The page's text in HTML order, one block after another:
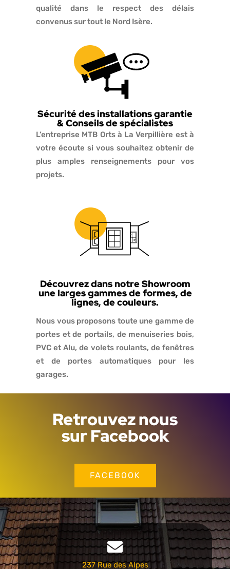
qualité dans le respect des délais
convenus sur tout le Nord Isère.
Sécurité des installations garantie
& Conseils de spécialistes
L’entreprise MTB Orts à La Verpillière est à
votre écoute si vous souhaitez obtenir de
plus amples renseignements pour vos
projets.
Découvrez dans notre Showroom
une larges gammes de formes, de
lignes, de couleurs.
Nous vous proposons toute une gamme de
portes et de portails, de menuiseries bois,
PVC et Alu, de volets roulants, de fenêtres
et de portes automatiques pour les
garages.
Retrouvez nous
sur Facebook
FACEBOOK
237 Rue des Alpes